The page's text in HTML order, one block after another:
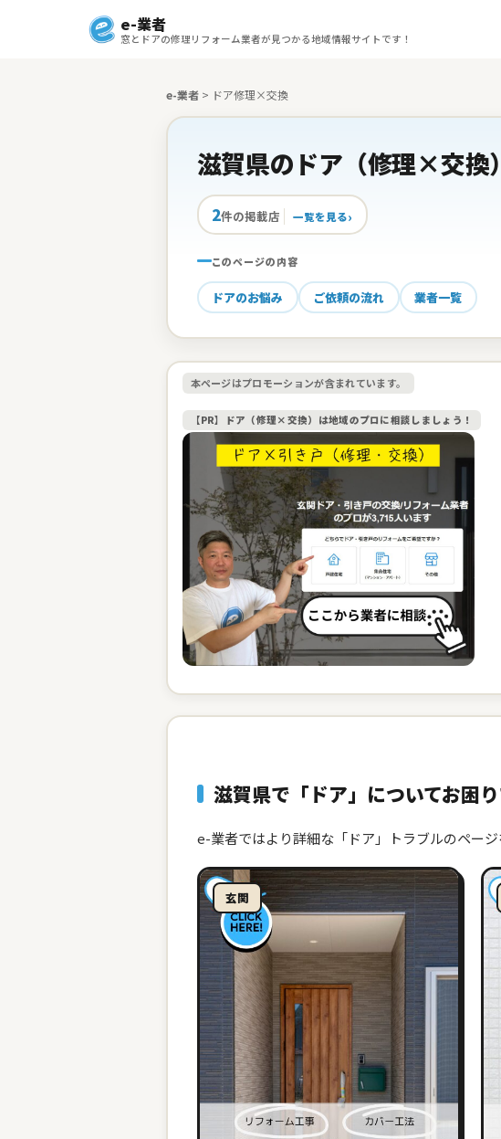
e-業者
窓とドアの修理リフォーム業者が見つかる地域情報サイトです！
e-業者 > ドア修理×交換
滋賀県のドア（修理×交換
2件の掲載店 一覧を見る
このページの内容
ドアのお悩み ご依頼の流れ 業者一覧
本ページはプロモーションが含まれています。
【PR】ドア（修理×交換）は地域のプロに相談しましょう！
滋賀県で「ドア」についてお困
e-業者ではより詳細な「ドア」トラブルのペー
玄関